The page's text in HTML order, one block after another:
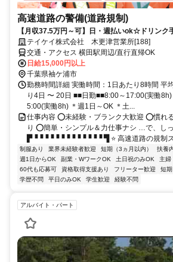
高速道路の警備(道路規制)
【月収37.5万円～可】日・週払いok☆ドリンク
テイケイ株式会社 木更津営業所[188]
交通・アクセス 横田駅周辺/直行直帰OK
日給15,000円以上
千葉県袖ケ浦市
勤務時間詳細 実働時間：1日あたり8時間 平
り4日 〜 20日 ■■日勤■■8:00～17:00(実働
5:00(実働8h) ＊週1日～OK ＊土...
仕事内容 ⭕未経験・ブランク大歓迎 ⭕慣れ
り ⭕簡単・シンプル＆力仕事ナシ …で、し
▛▝▝▝▝▝▝▝▝▝▝▝▝▝ ▜ ⭐ 高速道路の規制ス
制服あり 業界未経験者歓迎 短期（3ヵ月以内） 扶養
週1日からOK
副業・WワークOK 土日祝のみOK 主婦
60代も応募可
資格取得支援あり フリーター歓迎 短期
学歴不問
平日のみOK 学生歓迎 経験不問
アルバイト・パート